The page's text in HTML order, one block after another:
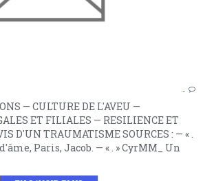
…
— CULTURE DE L'AVEU —
ET FILIALES — RESILIENCE ET
D'UN TRAUMATISME SOURCES : — « .
Paris, Jacob. — « . » CyrMM_ Un